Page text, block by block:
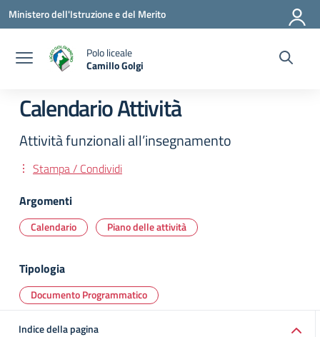
Vai ai contenuti
Vai al menu di navigazione
Vai al footer
Ministero dell'Istruzione e del Merito
Polo liceale
Camillo Golgi
— Visita la pagina iniziale della scuola
Calendario Attività
Attività funzionali all’insegnamento
Stampa / Condividi
Argomenti
Calendario Piano delle attività
Tipologia
Documento Programmatico
Indice della pagina